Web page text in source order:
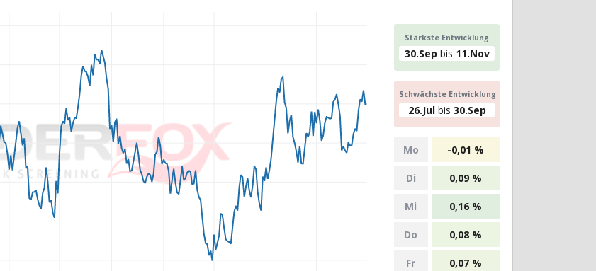
Stärkste Entwicklung
30.Sep bis 11.Nov
Schwächste Entwicklung
26.Julbis 30.Sep
Mo -0,01 %
Di 0,09 %
Mi 0,16 %
Do 0,08 %
Fr 0,07 %